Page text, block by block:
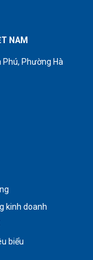
NAM
Phú, Phường Hà
kinh doanh
biểu